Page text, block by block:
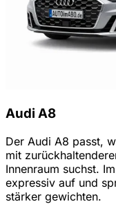
Audi A8
Der Audi A8 passt,
mit
Innenraum suchst.
expressiv auf und
stärker gewichten.